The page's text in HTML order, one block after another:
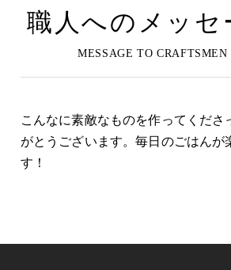
職人へのメッセ
こんなに素敵なものを作ってくださ
がとうございます。毎日のごはんが
す！